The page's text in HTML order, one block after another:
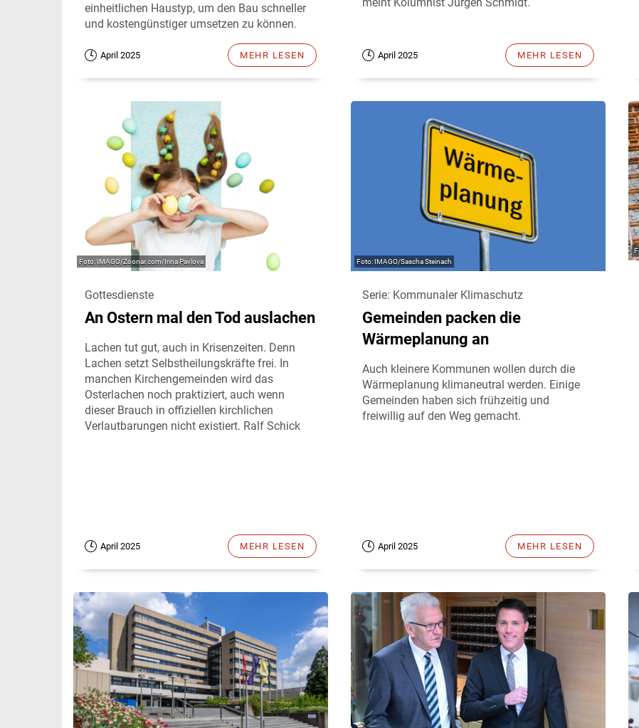
einheitlichen Haustyp, um den Bau schneller
und kostengünstiger umsetzen zu können.
April 2025 MEHR LESEN April 2025 MEHR LESEN
IMAGO/Zoonar.com/Irina Pavlova
Gottesdienste
An Ostern mal den Tod auslachen
Lachen tut gut, auch in Krisenzeiten. Denn
Lachen setzt Selbstheilungskräfte frei. In
manchen Kirchengemeinden wird das
Osterlachen noch praktiziert, auch wenn
dieser Brauch in offiziellen kirchlichen
Verlautbarungen nicht existiert. Ralf Schick
April 2025 MEHR LESEN
IMAGO/Sascha Steinach
Serie: Kommunaler Klimaschutz
Gemeinden packen die
Wärmeplanung an
Auch kleinere Kommunen wollen durch die
Wärmeplanung klimaneutral werden. Einige
Gemeinden haben sich frühzeitig und
freiwillig auf den Weg gemacht.
April 2025 MEHR LESEN